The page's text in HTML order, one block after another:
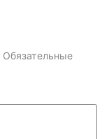
Обязательные